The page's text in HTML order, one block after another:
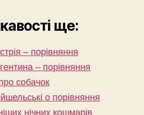
ще:
– порівняння
– порівняння
собачок
о порівняння
нічних кошмарів